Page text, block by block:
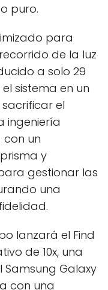
puro.
para
de la luz
a solo 29
sistema en un
el
ingeniería
un
y
gestionar las
una
lanzará el Find
de 10x, una
Galaxy
con una